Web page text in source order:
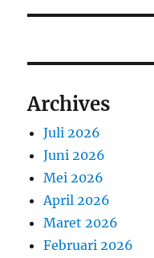
Archives
Juli 2026
Juni 2026
Mei 2026
April 2026
Maret 2026
Februari 2026